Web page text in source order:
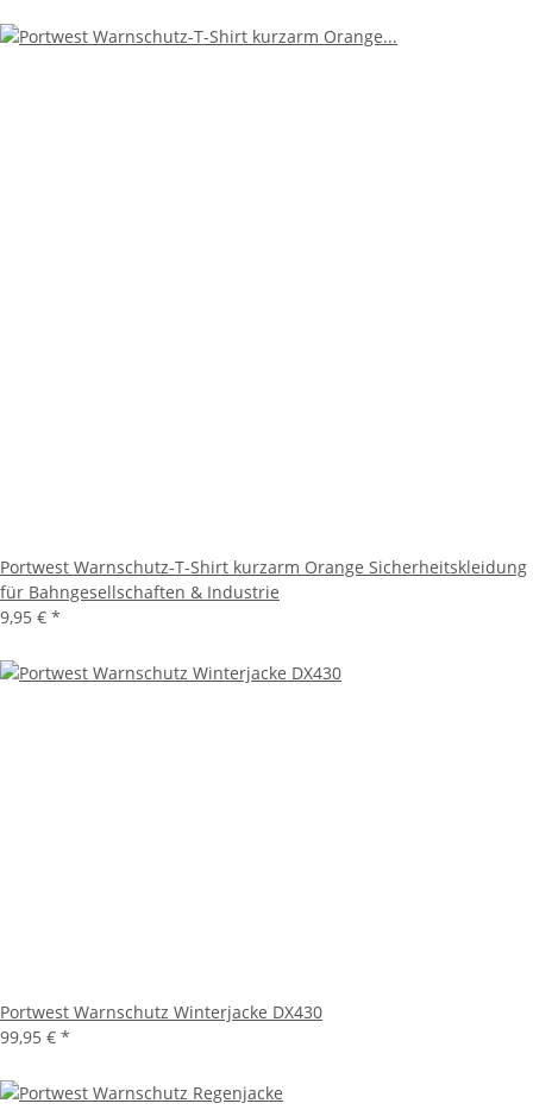
Portwest Warnschutz-T-Shirt kurzarm Orange Sicherheitskleidung
für Bahngesellschaften & Industrie
9,95 € *
Portwest Warnschutz Winterjacke DX430
99,95 € *